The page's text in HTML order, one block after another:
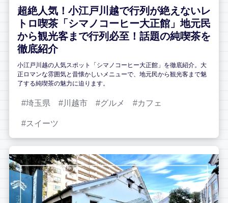
超絶人気！小江戸川越で行列が絶えないレ
トロ喫茶「シマノコーヒー大正館」地元民
から観光客まで行列必至！話題の純喫茶を
徹底紹介
小江戸川越の人気スポット「シマノコーヒー大正館」を徹底紹介。大
正ロマンな雰囲気と昔懐かしいメニューで、地元民から観光客まで魅
了する純喫茶の魅力に迫ります。
埼玉県 川越市 グルメ カフェ
スイーツ